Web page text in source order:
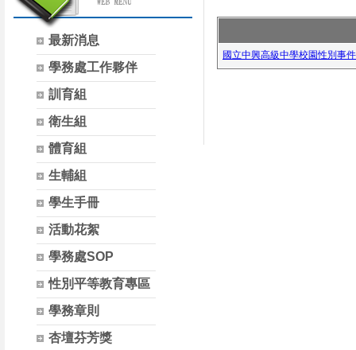
最新消息
學務處工作夥伴
訓育組
衛生組
體育組
生輔組
學生手冊
活動花絮
學務處SOP
性別平等教育專區
學務章則
杏壇芬芳獎
國立中興高級中學校園性別事